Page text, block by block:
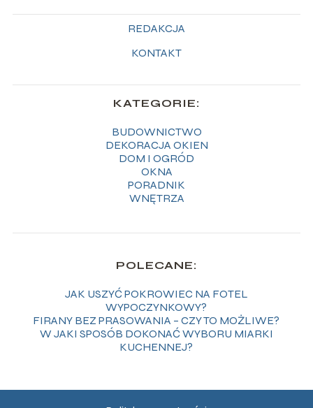
REDAKCJA
KONTAKT
KATEGORIE:
BUDOWNICTWO
DEKORACJA OKIEN
DOM I OGRÓD
OKNA
PORADNIK
WNĘTRZA
POLECANE:
JAK USZYĆ POKROWIEC NA FOTEL
WYPOCZYNKOWY?
FIRANY BEZ PRASOWANIA – CZY TO MOŻLIWE?
W JAKI SPOSÓB DOKONAĆ WYBORU MIARKI
KUCHENNEJ?